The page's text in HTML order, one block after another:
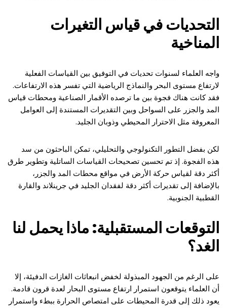
التحديات في قياس التغيرات
المناخية
واجه العلماء لسنوات تحديات في التوفيق بين القياسات الفعلية
لارتفاع مستوى البحر والنماذج الرياضية التي تفسر هذه الارتفاعات.
فقد كانت هناك فجوة بين ما ترصده الأقمار الصناعية ومحطات قياس
المد والجزر على السواحل وبين التقديرات المستندة إلى العوامل
المعروفة مثل الاحترار المحيطي وذوبان الجليد.
لكن بفضل التطور التكنولوجي والتحليلي، تمكن الباحثون من سد
هذه الفجوة. إذ تم تحسين تصحيحات القياسات الساتلية وتطوير طرق
أكثر دقة لقياس حركة الأرض في مواقع محطات المد والجزر،
بالإضافة إلى تقديرات أكثر دقة لفقدان الجليد في جرينلاند والقارة
القطبية الجنوبية.
التوقعات المستقبلية: ماذا يحمل لنا
الغد؟
على الرغم من الجهود المبذولة لخفض انبعاثات الغازات الدفيئة، إلا
أن العلماء يتوقعون استمرار ارتفاع مستوى البحار لعدة قرون قادمة.
يعود ذلك إلى قدرة المحيطات على امتصاص الحرارة ببطء واستمرار